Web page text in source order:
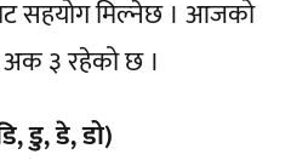
सहयोग मिल्नेछ । आजको
३ रहेको छ ।
डु, डे, डो)